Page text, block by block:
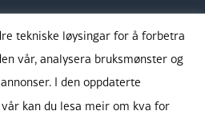
tekniske løysingar for å forbetra
vår, analysera bruksmønster og
I den oppdaterte
kan du lesa meir om kva for